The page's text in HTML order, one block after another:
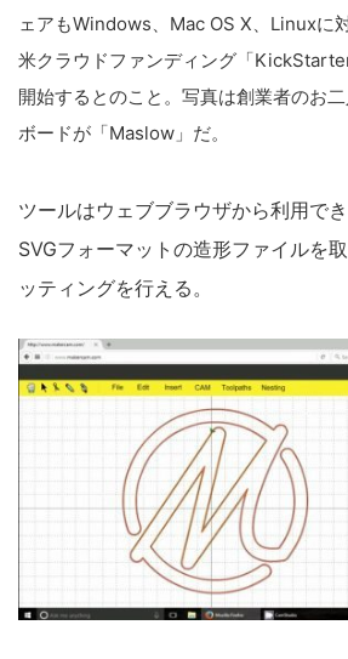
ェアもWindows、Mac OS X、Linuxに
米クラウドファンディング「
開始するとのこと。写真は創業者のお
ボードが「Maslow」だ。
ツールはウェブブラウザから利用で
SVGフォーマットの造形ファイルを
ッティングを行える。